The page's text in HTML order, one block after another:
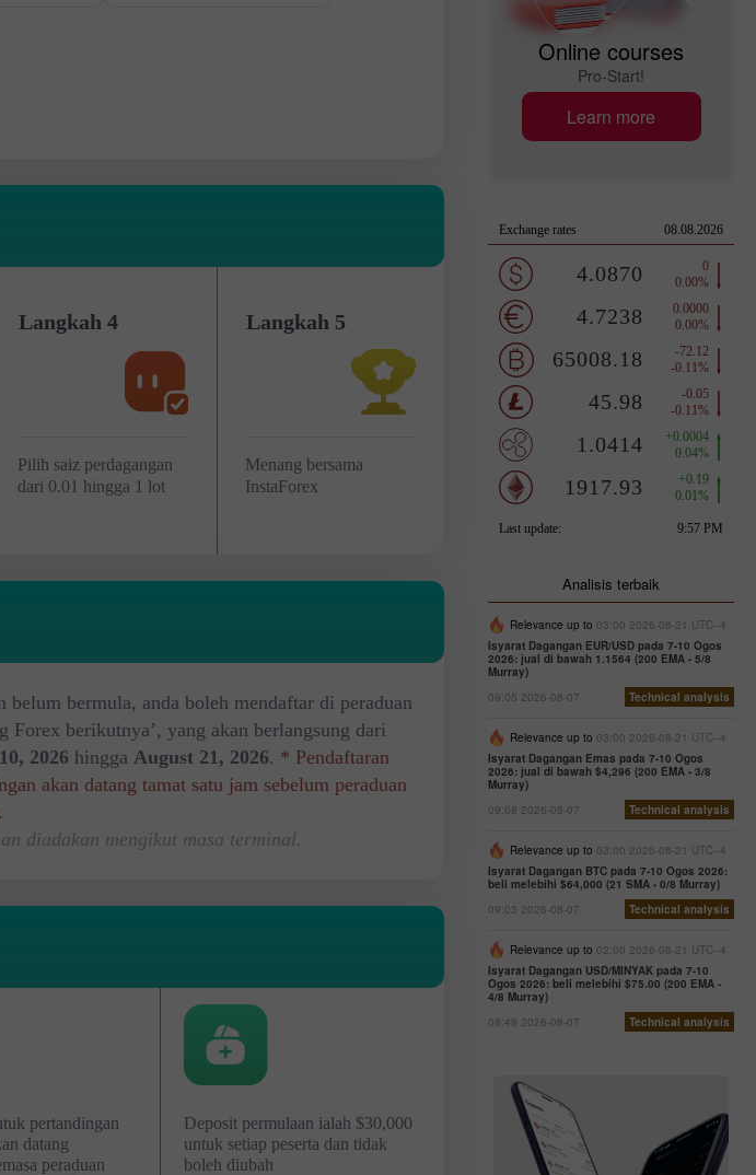
Langkah 4
Pilih saiz perdagangan
dari 0.01 hingga 1 lot
Langkah 5
Menang bersama
InstaForex
belum bermula, anda boleh mendaftar di peraduan
Forex berikutnya’, yang akan berlangsung dari
2026 hingga August 21, 2026. * Pendaftaran
akan datang tamat satu jam sebelum peraduan
diadakan mengikut masa terminal.
pertandingan
datang
peraduan
Deposit permulaan ialah $30,000
untuk setiap peserta dan tidak
boleh diubah
Online courses
Pro-Start!
Learn more
Analisis terbaik
Relevance up to 03:00 2026-08-21 UTC--4
Isyarat Dagangan EUR/USD pada 7-10 Ogos
2026: jual di bawah 1.1564 (200 EMA - 5/8
Murray)
09:05 2026-08-07
Technical analysis
Relevance up to 03:00 2026-08-21 UTC--4
Isyarat Dagangan Emas pada 7-10 Ogos
2026: jual di bawah $4,296 (200 EMA - 3/8
Murray)
09:08 2026-08-07
Technical analysis
Relevance up to 03:00 2026-08-21 UTC--4
Isyarat Dagangan BTC pada 7-10 Ogos 2026:
beli melebihi $64,000 (21 SMA - 0/8 Murray)
09:03 2026-08-07
Technical analysis
Relevance up to 02:00 2026-08-21 UTC--4
Isyarat Dagangan USD/MINYAK pada 7-10
Ogos 2026: beli melebihi $75.00 (200 EMA -
4/8 Murray)
08:48 2026-08-07
Technical analysis